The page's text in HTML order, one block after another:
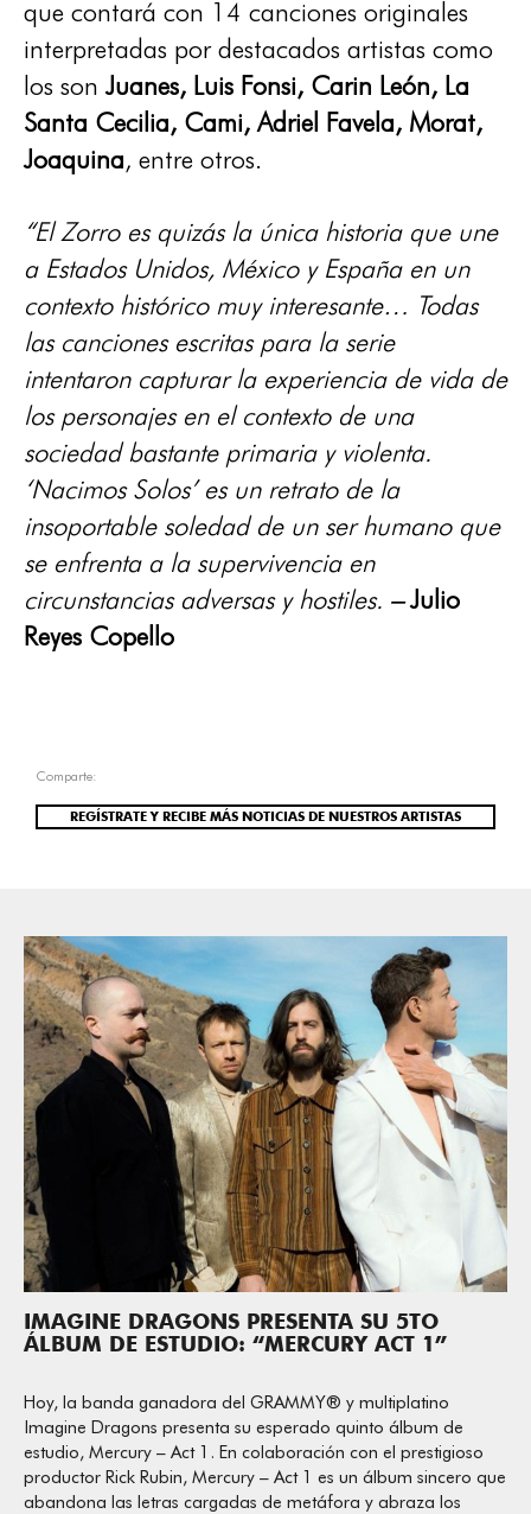
que contará con 14 canciones originales
interpretadas por destacados artistas como
los son Juanes, Luis Fonsi, Carin León, La
Santa Cecilia, Cami, Adriel Favela, Morat,
Joaquina, entre otros.
“El Zorro es quizás la única historia que une
a Estados Unidos, México y España en un
contexto histórico muy interesante… Todas
las canciones escritas para la serie
intentaron capturar la experiencia de vida de
los personajes en el contexto de una
sociedad bastante primaria y violenta.
‘Nacimos Solos’ es un retrato de la
insoportable soledad de un ser humano que
se enfrenta a la supervivencia en
circunstancias adversas y hostiles. –Julio
Reyes Copello
Comparte:
REGÍSTRATE Y RECIBE MÁS NOTICIAS DE NUESTROS ARTISTAS
IMAGINE DRAGONS PRESENTA SU 5TO
ÁLBUM DE ESTUDIO: “MERCURY ACT 1”
Hoy, la banda ganadora del GRAMMY® y multiplatino
Imagine Dragons presenta su esperado quinto álbum de
estudio, Mercury – Act 1. En colaboración con el prestigioso
productor Rick Rubin, Mercury – Act 1 es un álbum sincero que
abandona las letras cargadas de metáfora y abraza los